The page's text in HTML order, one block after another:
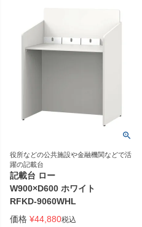
役所などの公共施設や金融機関などで活
躍の記載台
記載台 ロー
W900×D600 ホワイト
RFKD-9060WHL
価格 ¥44,880税込